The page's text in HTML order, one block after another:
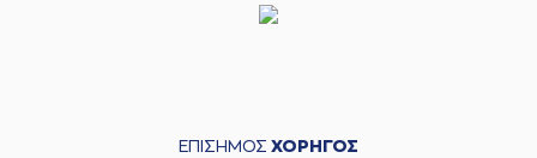
ΕΠΙΣΗΜΟΣ ΧΟΡΗΓΟΣ